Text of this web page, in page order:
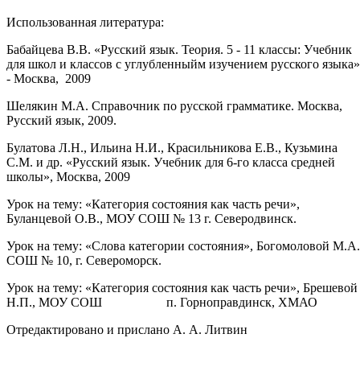
Использованная литература:
Бабайцева В.В. «Русский язык. Теория. 5 - 11 классы: Учебник
для школ и классов с углубленныйм изучением русского языка»
- Москва, 2009
Шелякин М.А. Справочник по русской грамматике. Москва,
Русский язык, 2009.
Булатова Л.Н., Ильина Н.И., Красильникова Е.В., Кузьмина
С.М. и др. «Русский язык. Учебник для 6-го класса средней
школы», Москва, 2009
Урок на тему: «Категория состояния как часть речи»,
Буланцевой О.В., МОУ СОШ № 13 г. Северодвинск.
Урок на тему: «Слова категории состояния», Богомоловой
СОШ № 10, г. Североморск.
Урок на тему: «Категория состояния как часть речи», Брешевой
Н.П., МОУ СОШ п. Горноправдинск, ХМАО
Отредактировано и прислано А. А. Литвин